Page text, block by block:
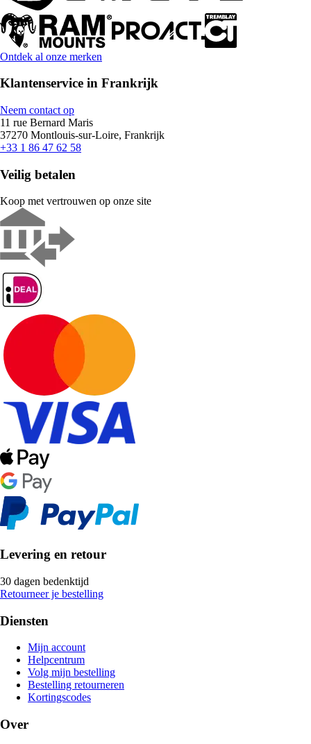
Ontdek al onze merken
Klantenservice in Frankrijk
Neem contact op
11 rue Bernard Maris
37270 Montlouis-sur-Loire, Frankrijk
+33 1 86 47 62 58
Veilig betalen
Koop met vertrouwen op onze site
Levering en retour
30 dagen bedenktijd
Retourneer je bestelling
Diensten
Mijn account
Helpcentrum
Volg mijn bestelling
Bestelling retourneren
Kortingscodes
Over